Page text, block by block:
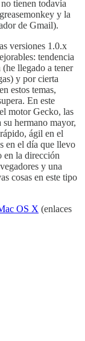
tienen todavía
y la
de Gmail).
versiones 1.0.x
tendencia
llegado a tener
y por cierta
estos temas,
En este
motor Gecko, las
hermano mayor,
ágil en el
en el día que llevo
en la dirección
y una
cosas en este tipo
OS X (enlaces